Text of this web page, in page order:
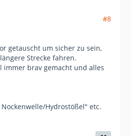
#8
getauscht um sicher zu sein,
Strecke fahren.
immer brav gemacht und alles
Hydrostößel" etc.